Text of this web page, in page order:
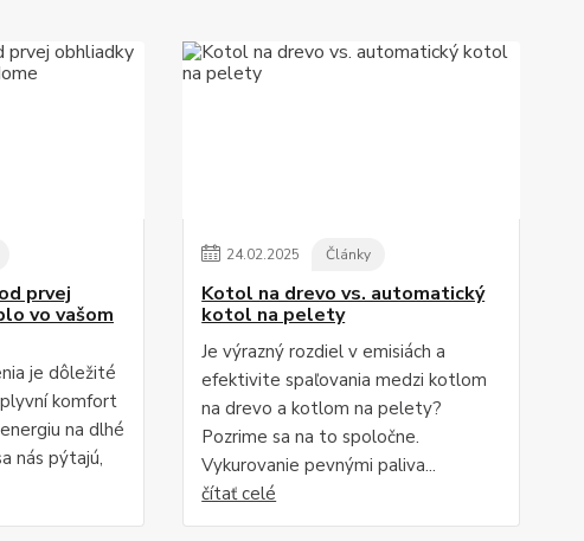
prvej
vo vašom
je dôležité
komfort
na dlhé
nás pýtajú,
24.02.2025 Články
Kotol na drevo vs. automatický
kotol na pelety
Je výrazný rozdiel v emisiách a
efektivite spaľovania medzi kotlom
na drevo a kotlom na pelety?
Pozrime sa na to spoločne.
Vykurovanie pevnými paliva...
čítať celé